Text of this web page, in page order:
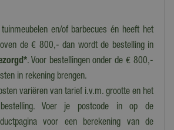
en/of barbecues én heeft het
de € 800,- dan wordt de bestelling in
. Voor bestellingen onder de € 800,-
in rekening brengen.
variëren van tarief i.v.m. grootte en het
Voer je postcode in op de
voor een berekening van de